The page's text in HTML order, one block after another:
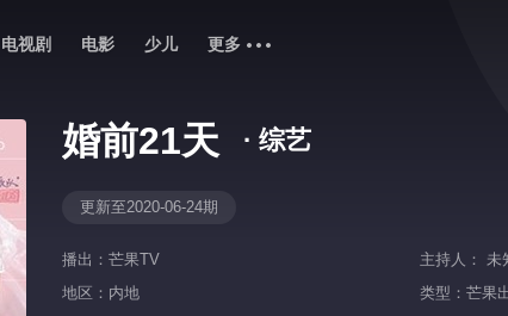
电视剧 电影 少儿 更多
婚前21天 · 综艺
更新至2020-06-24期
播出： 芒果TV 主持人： 未
地区： 内地 类型： 芒果